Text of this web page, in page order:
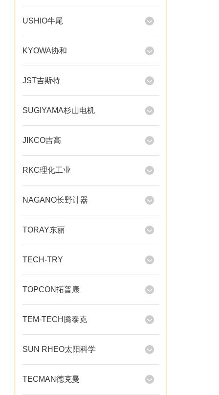
USHIO牛尾
KYOWA协和
JST吉斯特
SUGIYAMA杉山电机
JIKCO吉高
RKC理化工业
NAGANO长野计器
TORAY东丽
TECH-TRY
TOPCON拓普康
TEM-TECH腾泰克
SUN RHEO太阳科学
TECMAN德克曼